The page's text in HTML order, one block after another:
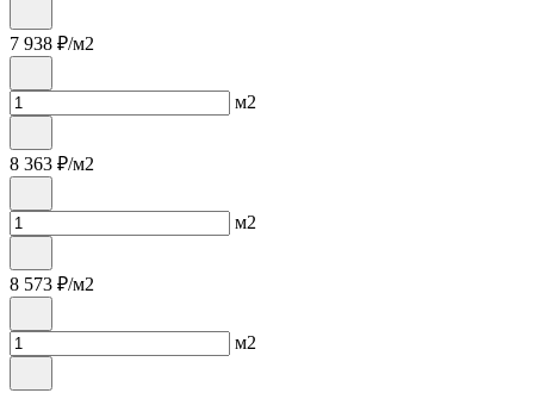
7 938 ₽/м2
м2
8 363 ₽/м2
м2
8 573 ₽/м2
м2